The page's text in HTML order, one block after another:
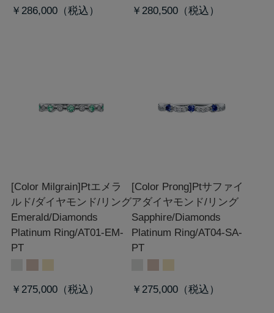
￥286,000 ￥280,500
[Color Milgrain]Ptエメラ
ルド/ダイヤモンド/リング
Emerald/Diamonds
Platinum Ring/AT01-EM-
PT
￥275,000
[Color Prong]Ptサファイ
アダイヤモンド/リング
Sapphire/Diamonds
Platinum Ring/AT04-SA-
PT
￥275,000